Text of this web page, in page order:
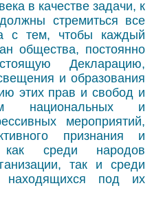
в качестве задачи, к
стремиться все
с тем, чтобы каждый
общества, постоянно
Декларацию,
и образования
этих прав и свобод и
национальных и
мероприятий,
признания и
среди народов
так и среди
находящихся под их